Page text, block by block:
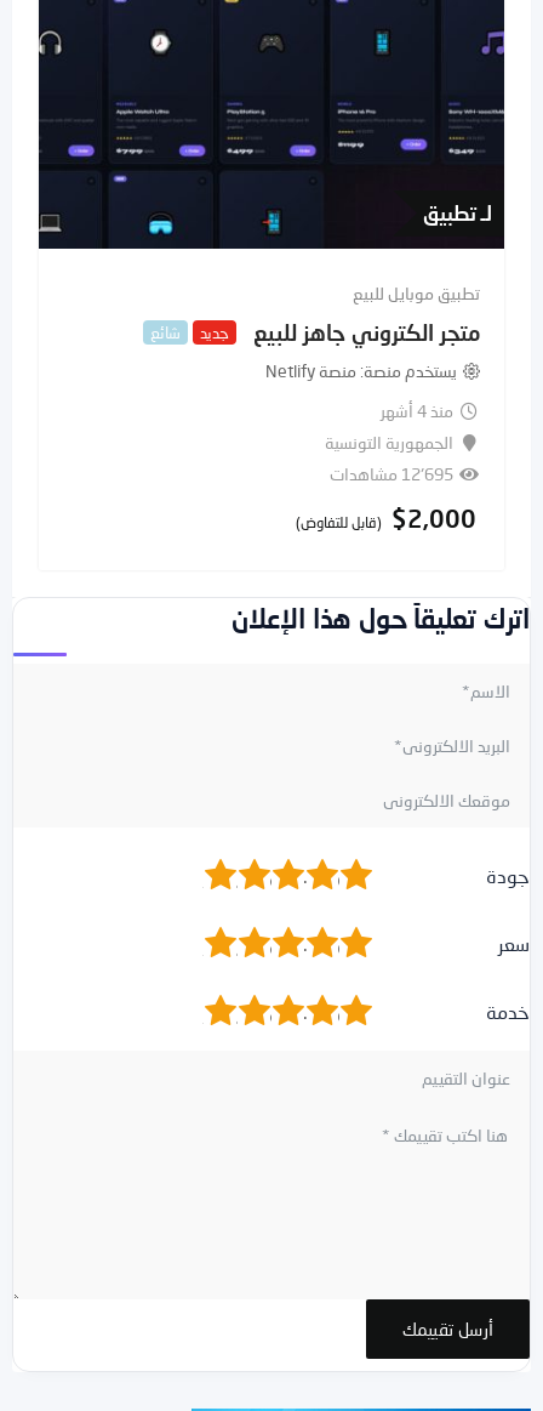
لـ تطبيق
تطبيق موبايل للبيع
متجر الكتروني جاهز للبيع جديد شائع
يستخدم منصة منصة Netlify
منذ 4 أشهر
الجمهورية التونسية
12٬695 مشاهدات
$2,000 (قابل للتفاوض)
اترك تعليقاً حول هذا الإعلان
جودة 5
4
3
2
سعر 5
4
3
2
خدمة 5
4
3
2